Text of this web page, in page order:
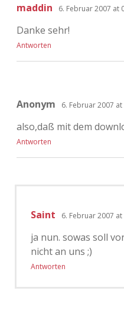
maddin 6. Februar 2007 at
Danke sehr!
Antworten
Anonym 6. Februar 2007 at
also,daß mit dem
Antworten
Saint 6. Februar 2007 at
ja nun. sowas soll
nicht an uns ;)
Antworten